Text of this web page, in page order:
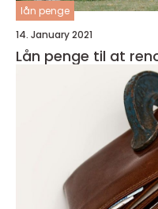
lån penge
14. January 2021
Lån penge til at